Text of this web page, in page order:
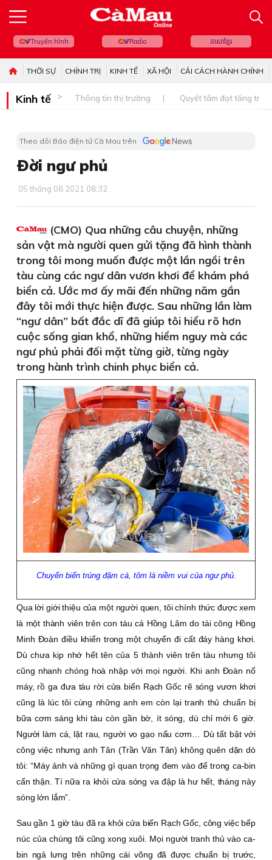
Truyền hình Radio ភាសាខ្មែរ
THỜI SỰ CHÍNH TRỊ KINH TẾ XÃ HỘI CẢI CÁCH HÀNH CHÍNH
Kinh tế Thông tin thị trường Quyết tâm đạt tăng
Theo dõi Báo điện tử Cà Mau trên
Ðời ngư phủ
05 tháng 08 2021 08:32
(CMO) Qua những câu chuyện, những
sản vật mà người quen gửi tặng đã hình thành
trong tôi mong muốn được một lần ngồi trên
tàu cùng các ngư dân vươn khơi để khám phá
biển cả. Ước mơ ấy mãi đến những năm gần
đây tôi mới thực hiện được. Sau những lần làm
“ngư dân” bất đắc dĩ đã giúp tôi hiểu rõ hơn
cuộc sống gian khổ, những hiểm nguy mà các
ngư phủ phải đối mặt từng giờ, từng ngày
trong hành trình chinh phục biển cả.
Chuyến biển trúng đậm cá, tôm là niềm vui của ngư phủ.
Qua lời giới thiệu của một người quen, tôi chính thức được xem
là một thành viên trên con tàu cá Hồng Lâm do tài công Hồng
Minh Ðoàn điều khiển trong một chuyến đi cất đáy hàng khơi.
Dù chưa kịp nhớ hết tên của 5 thành viên trên tàu nhưng tôi
cũng nhanh chóng hoà nhập với mọi người. Khi anh Ðoàn nổ
máy, rồ ga đưa tàu rời cửa biển Rạch Gốc rẽ sóng vươn khơi
cũng là lúc tôi cùng những anh em còn lại tranh thủ chuẩn bị
bữa cơm sáng khi tàu còn gần bờ, ít sóng, dù chỉ mới 6 giờ.
Người làm cá, lặt rau, người vo gạo nấu cơm… Dù tất bật với
công việc nhưng anh Tân (Trần Văn Tân) không quên dặn dò
tôi: “Máy ảnh và những gì quan trọng đem vào để trong ca-bin
cẩn thận. Tí nữa ra khỏi cửa sóng va đập là hư hết, tháng này
sóng lớn lắm”.
Sau gần 1 giờ tàu đã ra khỏi cửa biển Rạch Gốc, công việc bếp
núc của chúng tôi cũng xong xuôi. Mọi người tranh thủ vào ca-
bin ngả lưng trên những cái võng đã được chuẩn bị trước,